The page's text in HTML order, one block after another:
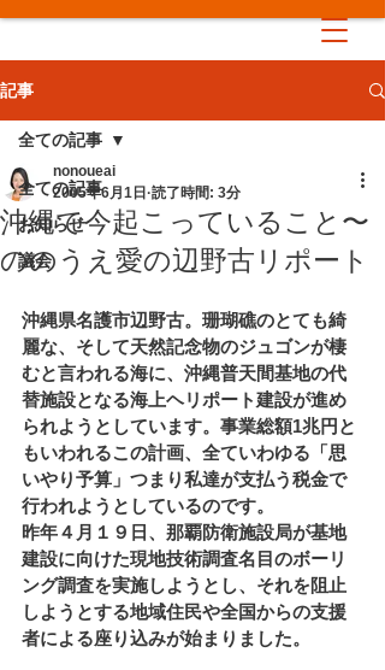
記事
全ての記事
お知らせ
議会
全ての記事
沖縄で今起こっていること〜
ののうえ愛の辺野古リポート
nonoueai
2005年6月1日 読了時間: 3分
沖縄県名護市辺野古。珊瑚礁のとても綺
麗な、そして天然記念物のジュゴンが棲
むと言われる海に、沖縄普天間基地の代
替施設となる海上ヘリポート建設が進め
られようとしています。事業総額1兆円と
もいわれるこの計画、全ていわゆる「思
いやり予算」つまり私達が支払う税金で
行われようとしているのです。
昨年４月１９日、那覇防衛施設局が基地
建設に向けた現地技術調査名目のボーリ
ング調査を実施しようとし、それを阻止
しようとする地域住民や全国からの支援
者による座り込みが始まりました。